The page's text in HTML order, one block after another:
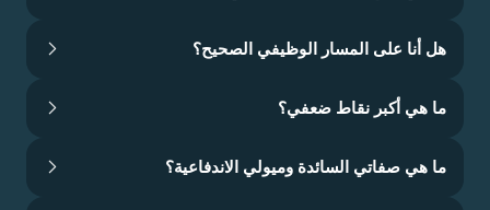
هل أنا على المسار الوظيفي الصحيح؟
ما هي أكبر نقاط ضعفي؟
ما هي صفاتي السائدة وميولي الاندفاعية؟